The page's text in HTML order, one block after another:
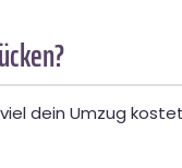
dein Umzug